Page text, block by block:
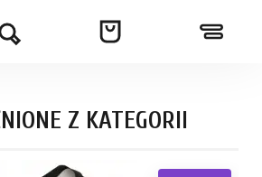
Z KATEGORII